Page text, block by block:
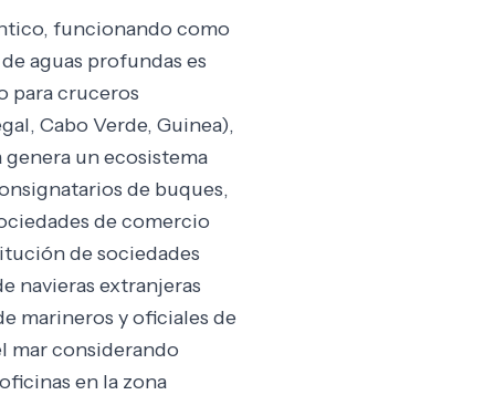
funcionando como
aguas profundas es
para cruceros
Cabo Verde, Guinea),
un ecosistema
de buques,
de comercio
de sociedades
navieras extranjeras
marineros y oficiales de
mar considerando
en la zona